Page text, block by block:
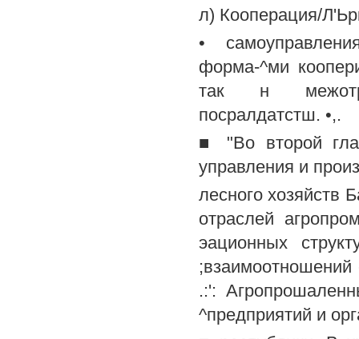
л) Кооперация/
•
форма-^ми
так н
посралдатстш. •,.
■ "Во второй
управления и
лесного хозяйств
отраслей
эационных
;взаимоотношений
.:':
^предприятий и